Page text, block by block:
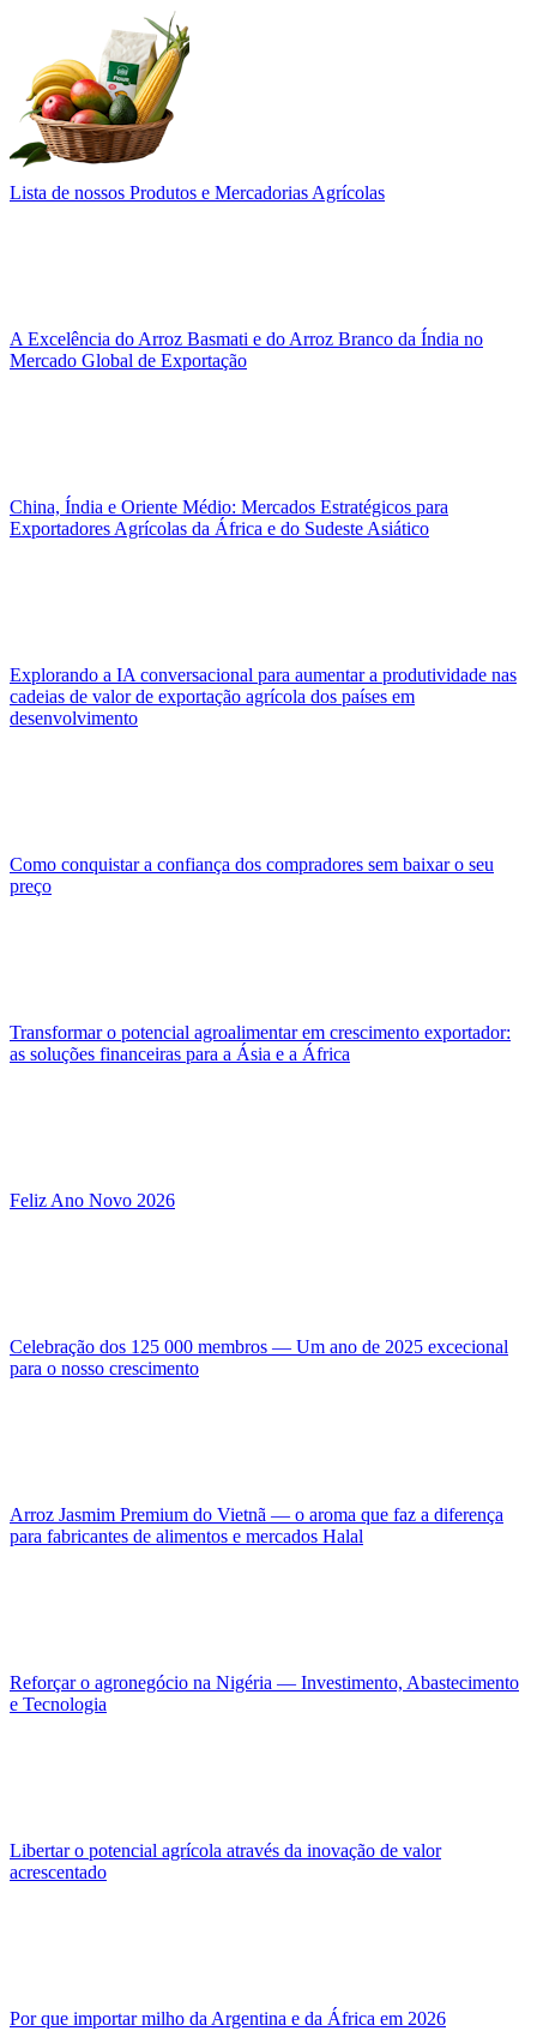
Lista de nossos Produtos e Mercadorias Agrícolas
A Excelência do Arroz Basmati e do Arroz Branco da Índia no
Mercado Global de Exportação
China, Índia e Oriente Médio: Mercados Estratégicos para
Exportadores Agrícolas da África e do Sudeste Asiático
Explorando a IA conversacional para aumentar a produtividade nas
cadeias de valor de exportação agrícola dos países em
desenvolvimento
Como conquistar a confiança dos compradores sem baixar o seu
preço
Transformar o potencial agroalimentar em crescimento exportador:
as soluções financeiras para a Ásia e a África
Feliz Ano Novo 2026
Celebração dos 125 000 membros — Um ano de 2025 excecional
para o nosso crescimento
Arroz Jasmim Premium do Vietnã — o aroma que faz a diferença
para fabricantes de alimentos e mercados Halal
Reforçar o agronegócio na Nigéria — Investimento, Abastecimento
e Tecnologia
Libertar o potencial agrícola através da inovação de valor
acrescentado
Por que importar milho da Argentina e da África em 2026